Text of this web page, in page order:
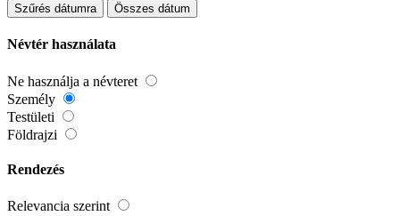
Szűrés dátumra Összes dátum
Névtér használata
Ne használja a névteret
Személy
Testületi
Földrajzi
Rendezés
Relevancia szerint